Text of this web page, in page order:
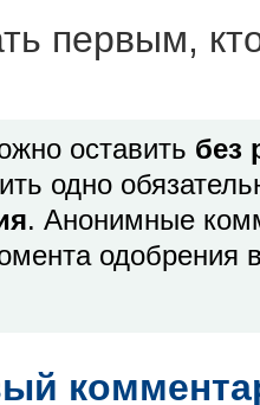
первым,
оставить без
одно
. Анонимные
одобрения